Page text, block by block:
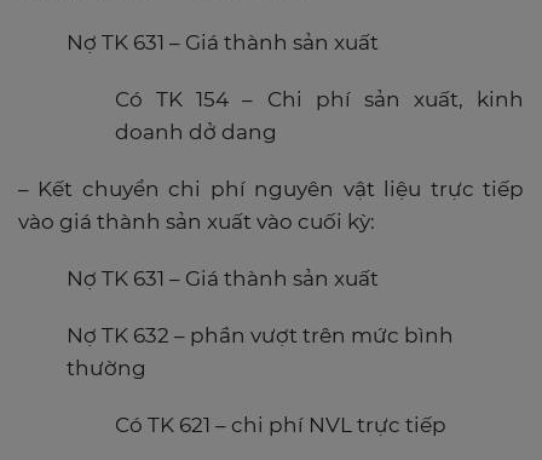
Nợ TK 631 – Giá thành sản xuất
Có TK 154 – Chi phí sản xuất, kinh
doanh dở dang
– Kết chuyển chi phí nguyên vật liệu trực tiếp
vào giá thành sản xuất vào cuối kỳ:
Nợ TK 631 – Giá thành sản xuất
Nợ TK 632 – phần vượt trên mức bình
thường
Có TK 621 – chi phí NVL trực tiếp